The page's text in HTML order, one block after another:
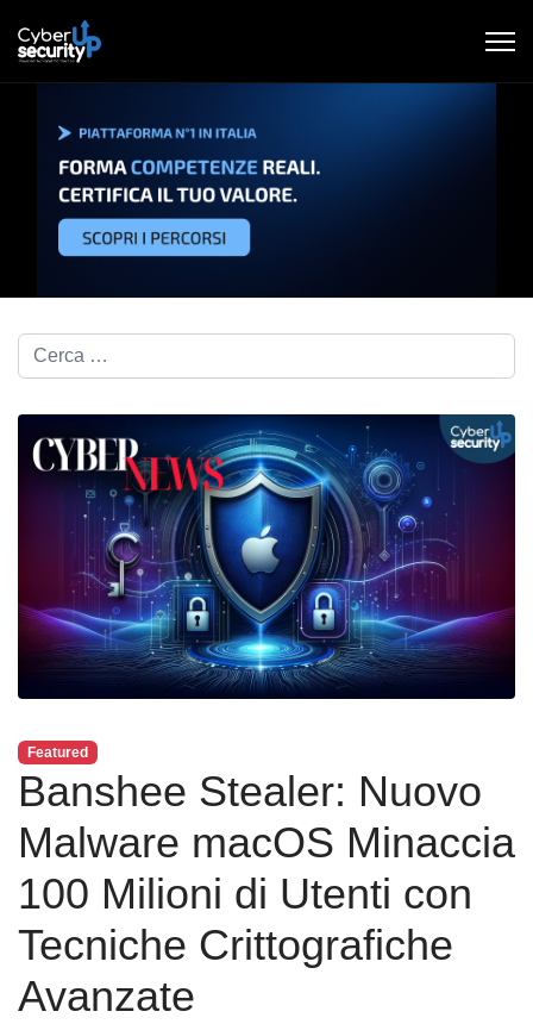
Cerca nel blog...
Featured
Banshee Stealer: Nuovo
Malware macOS Minaccia
100 Milioni di Utenti con
Tecniche Crittografiche
Avanzate